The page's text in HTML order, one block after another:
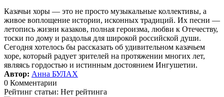
Казачьи хоры — это не просто музыкальные коллективы, а
живое воплощение истории, исконных традиций. Их песни —
летопись жизни казаков, полная героизма, любви к Отечеству,
тоски по дому и раздолья для широкой российской души.
Сегодня хотелось бы рассказать об удивительном казачьем
хоре, который радует зрителей на протяжении многих лет,
являясь гордостью и истинным достоянием Ингушетии.
Автор: Анна БУЛАХ
0 Комментарии
Рейтинг статьи: Нет рейтинга